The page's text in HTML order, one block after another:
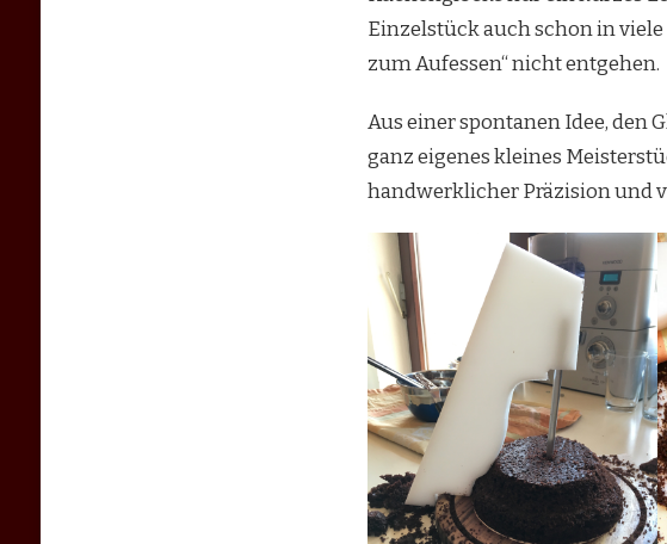
Einzelstück auch schon in viele
zum Aufessen“ nicht entgehen.
Aus einer spontanen Idee, den
ganz eigenes kleines
handwerklicher Präzision und